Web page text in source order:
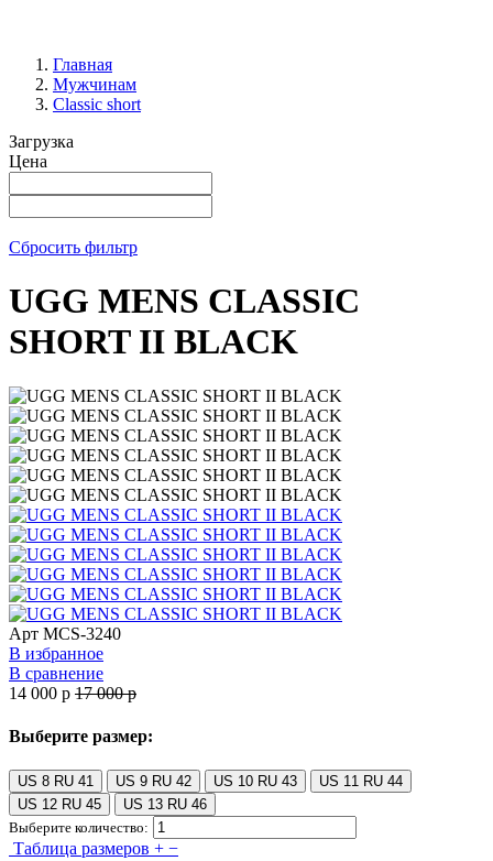
Главная
Мужчинам
Classic short
Загрузка
Цена
Сбросить фильтр
UGG MENS CLASSIC
SHORT II BLACK
Арт MCS-3240
В избранное
В сравнение
14 000 p 17 000 p
Выберите размер:
US 8 RU 41 US 9 RU 42 US 10 RU 43
US 11 RU 44
US 12 RU 45
US 13 RU 46
Выберите количество:
Таблица размеров + −